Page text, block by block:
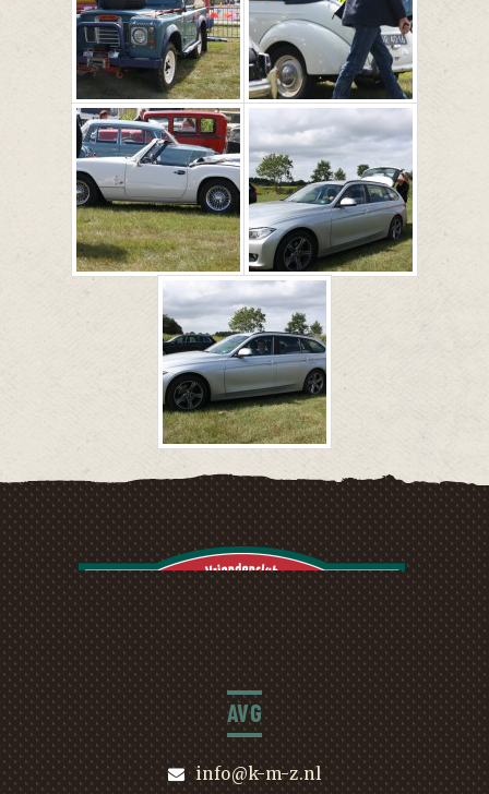
AVG
info@k-m-z.nl